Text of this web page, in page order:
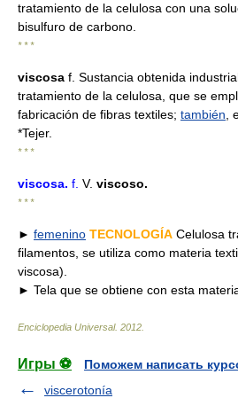
tratamiento de la celulosa con una
bisulfuro de carbono.
* * *
viscosa f. Sustancia obtenida
tratamiento de la celulosa, que se
fabricación de fibras textiles; también
*Tejer.
* * *
viscosa. f. V. viscoso.
* * *
► femenino TECNOLOGÍA Celulosa
filamentos, se utiliza como materia
viscosa).
► Tela que se obtiene con esta
Enciclopedia Universal. 2012
Игры ⚽
Поможем написать
viscerotonía